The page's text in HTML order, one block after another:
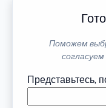
Поможем
Представьтесь,